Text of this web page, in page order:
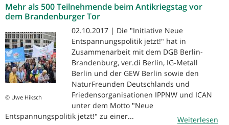
Mehr als 500 Teilnehmende beim Antikriegstag vor
dem Brandenburger Tor
© Uwe Hiksch
02.10.2017 | Die "Initiative Neue
Entspannungspolitik jetzt!" hat in
Zusammenarbeit mit dem DGB Berlin-
Brandenburg, ver.di Berlin, IG-Metall
Berlin und der GEW Berlin sowie den
NaturFreunden Deutschlands und
Friedensorganisationen IPPNW und ICAN
unter dem Motto "Neue
Entspannungspolitik jetzt!" zu einer...
Weiterlesen